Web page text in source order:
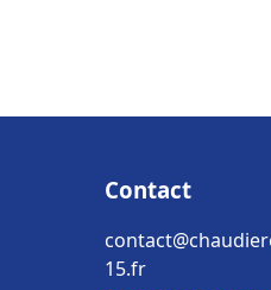
Contact
15.fr